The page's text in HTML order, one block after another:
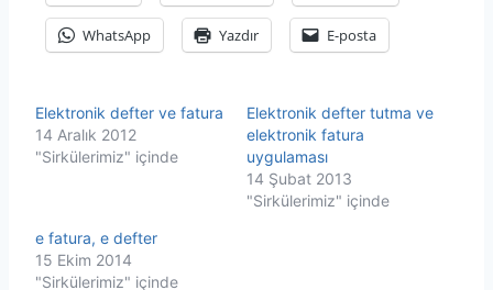
WhatsApp Yazdır E-posta
Elektronik defter ve fatura
14 Aralık 2012
"Sirkülerimiz" içinde
Elektronik defter tutma ve
elektronik fatura
uygulaması
14 Şubat 2013
"Sirkülerimiz" içinde
e fatura, e defter
15 Ekim 2014
"Sirkülerimiz" içinde